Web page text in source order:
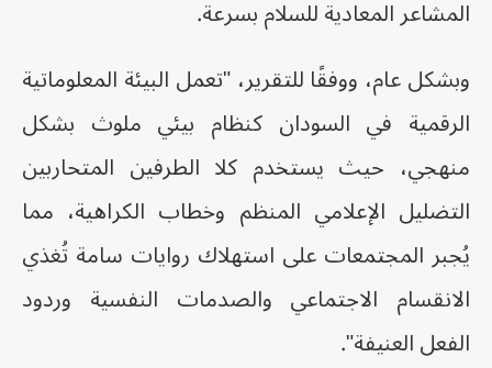
المشاعر المعادية للسلام بسرعة.
وبشكل عام، ووفقًا للتقرير، "تعمل البيئة المعلوماتية
الرقمية في السودان كنظام بيئي ملوث بشكل
منهجي، حيث يستخدم كلا الطرفين المتحاربين
التضليل الإعلامي المنظم وخطاب الكراهية، مما
يُجبر المجتمعات على استهلاك روايات سامة تُغذي
الانقسام الاجتماعي والصدمات النفسية وردود
الفعل العنيفة".